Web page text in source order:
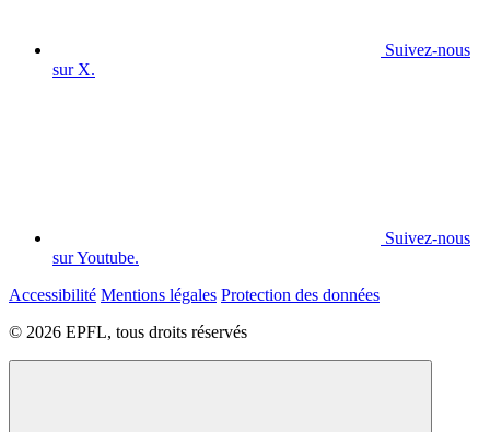
Suivez-nous
sur X.
Suivez-nous
sur Youtube.
Accessibilité Mentions légales Protection des données
© 2026 EPFL, tous droits réservés